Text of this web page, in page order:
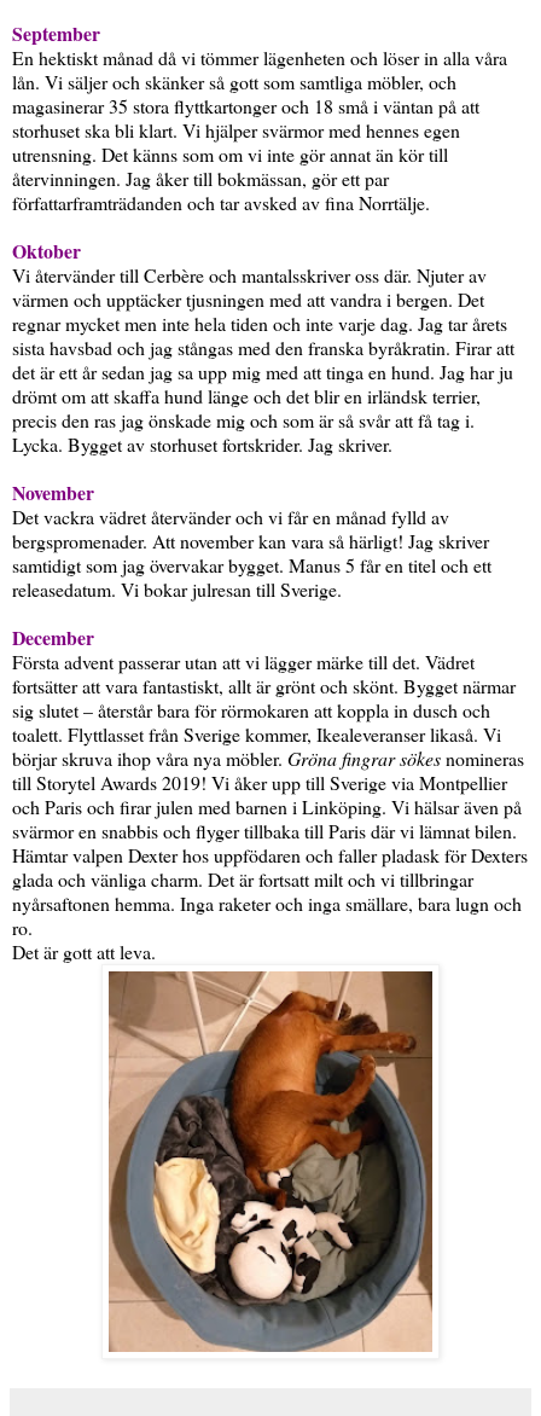
September
En hektiskt månad då vi tömmer lägenheten och löser in alla våra
lån. Vi säljer och skänker så gott som samtliga möbler, och
magasinerar 35 stora flyttkartonger och 18 små i väntan på att
storhuset ska bli klart. Vi hjälper svärmor med hennes egen
utrensning. Det känns som om vi inte gör annat än kör till
återvinningen. Jag åker till bokmässan, gör ett par
författarframträdanden och tar avsked av fina Norrtälje.
Oktober
Vi återvänder till Cerbère och mantalsskriver oss där. Njuter av
värmen och upptäcker tjusningen med att vandra i bergen. Det
regnar mycket men inte hela tiden och inte varje dag. Jag tar årets
sista havsbad och jag stångas med den franska byråkratin. Firar att
det är ett år sedan jag sa upp mig med att tinga en hund. Jag har ju
drömt om att skaffa hund länge och det blir en irländsk terrier,
precis den ras jag önskade mig och som är så svår att få tag i.
Lycka. Bygget av storhuset fortskrider. Jag skriver.
November
Det vackra vädret återvänder och vi får en månad fylld av
bergspromenader. Att november kan vara så härligt! Jag skriver
samtidigt som jag övervakar bygget. Manus 5 får en titel och ett
releasedatum. Vi bokar julresan till Sverige.
December
Första advent passerar utan att vi lägger märke till det. Vädret
fortsätter att vara fantastiskt, allt är grönt och skönt. Bygget närmar
sig slutet – återstår bara för rörmokaren att koppla in dusch och
toalett. Flyttlasset från Sverige kommer, Ikealeveranser likaså. Vi
börjar skruva ihop våra nya möbler. Gröna fingrar sökesnomineras
till Storytel Awards 2019! Vi åker upp till Sverige via Montpellier
och Paris och firar julen med barnen i Linköping. Vi hälsar även på
svärmor en snabbis och flyger tillbaka till Paris där vi lämnat bilen.
Hämtar valpen Dexter hos uppfödaren och faller pladask för Dexters
glada och vänliga charm. Det är fortsatt milt och vi tillbringar
nyårsaftonen hemma. Inga raketer och inga smällare, bara lugn och
ro.
Det är gott att leva.